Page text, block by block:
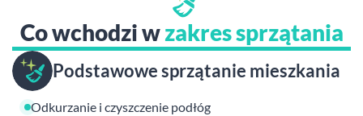
Co wchodzi wzakres sprzątania
Podstawowe sprzątanie mieszkania
Odkurzanie i czyszczenie podłóg